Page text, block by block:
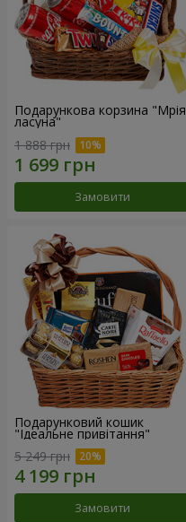
Подарункова корзина "Мрія
ласуна"
1 888 грн
Замовити
Подарунковий кошик
"Ідеальне привітання"
5 249 грн
Замовити